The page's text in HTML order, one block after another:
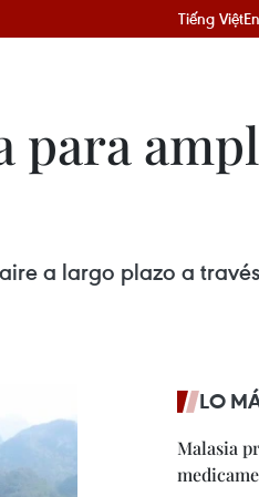
Tiếng Việt
para
a largo plazo a
LO
Malasia